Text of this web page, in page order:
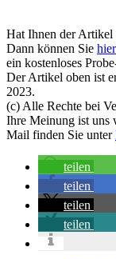
Hat Ihnen der Artikel
Dann können Sie hier
ein kostenloses
Der Artikel oben ist
2023.
(c) Alle Rechte bei
Ihre Meinung ist uns
Mail finden Sie unter
teilen
teilen
teilen
teilen